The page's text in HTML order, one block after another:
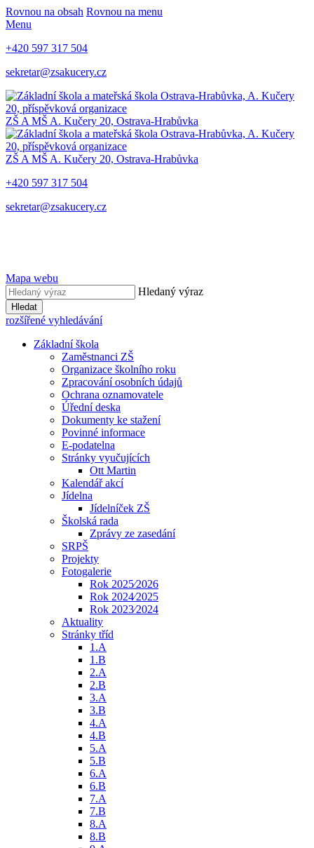
Rovnou na obsah Rovnou na menu
Menu
+420 597 317 504
sekretar@zsakucery.cz
ZŠ A MŠ A. Kučery 20, Ostrava-Hrabůvka
ZŠ A MŠ A. Kučery 20, Ostrava-Hrabůvka
+420 597 317 504
sekretar@zsakucery.cz
Mapa webu
Hledaný výraz
Hledat
rozšířené vyhledávání
Základní škola
Zaměstnanci ZŠ
Organizace školního roku
Zpracování osobních údajů
Ochrana oznamovatele
Úřední deska
Dokumenty ke stažení
Povinné informace
E-podatelna
Stránky vyučujících
Ott Martin
Kalendář akcí
Jídelna
Jídelníček ZŠ
Školská rada
Zprávy ze zasedání
SRPŠ
Projekty
Fotogalerie
Rok 2025⁄2026
Rok 2024⁄2025
Rok 2023⁄2024
Aktuality
Stránky tříd
1.A
1.B
2.A
2.B
3.A
3.B
4.A
4.B
5.A
5.B
6.A
6.B
7.A
7.B
8.A
8.B